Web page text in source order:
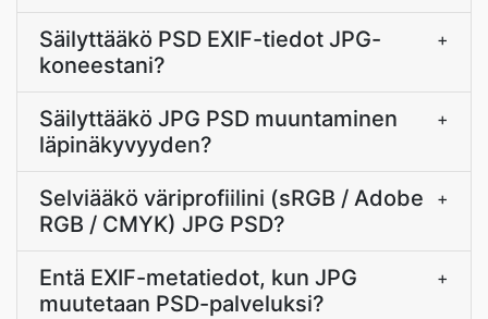
Säilyttääkö PSD EXIF-tiedot JPG-
koneestani?
+
Säilyttääkö JPG PSD muuntaminen
läpinäkyvyyden?
+
Selviääkö väriprofiilini (sRGB / Adobe
RGB / CMYK) JPG PSD?
+
Entä EXIF-metatiedot, kun JPG
muutetaan PSD-palveluksi?
+